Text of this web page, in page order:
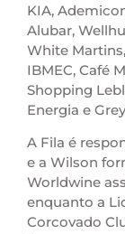
KIA,
Alubar,
White
IBMEC, Café
Shopping
Energia e
A Fila é
e a Wilson
Worldwine
enquanto a
Corcovado